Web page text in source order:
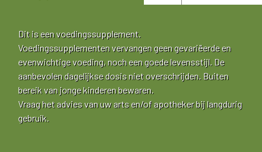
Dit is een voedingssupplement.
Voedingssupplementen vervangen geen gevariëerde en
evenwichtige voeding, noch een goede levensstijl. De
aanbevolen dagelijkse dosis niet overschrijden. Buiten
bereik van jonge kinderen bewaren.
Vraag het advies van uw arts en/of apotheker bij langdurig
gebruik.